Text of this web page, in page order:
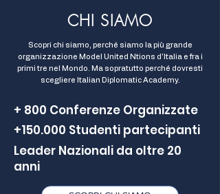
CHI SIAMO
Scopri chi siamo, perché siamo la più grande
organizzazione Model United Ntions d'Italia e fra i
primi tre nel Mondo. Ma sopratutto perché dovresti
scegliere Italian Diplomatic Academy.
+ 800 Conferenze Organizzate
+150.000 Studenti partecipanti
Leader Nazionali da oltre 20
anni